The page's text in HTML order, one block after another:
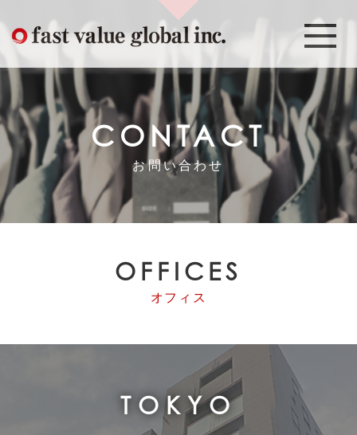
CONTACT
お問い合わせ
OFFICES
オフィス
TOKYO